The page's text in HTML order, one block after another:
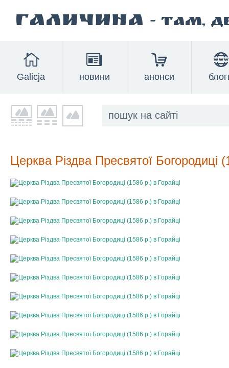
Галичина - там,
Galicja новини анонси
Церква Різдва Пресвятої Богородиці